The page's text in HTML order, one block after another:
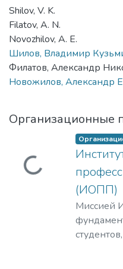
Shilov, V. K.
Filatov, A. N.
Novozhilov, A. E.
Шилов, Владимир
Филатов, Александр
Новожилов, Александр
Организационные
Загружается...
(ИОПП)
Миссией